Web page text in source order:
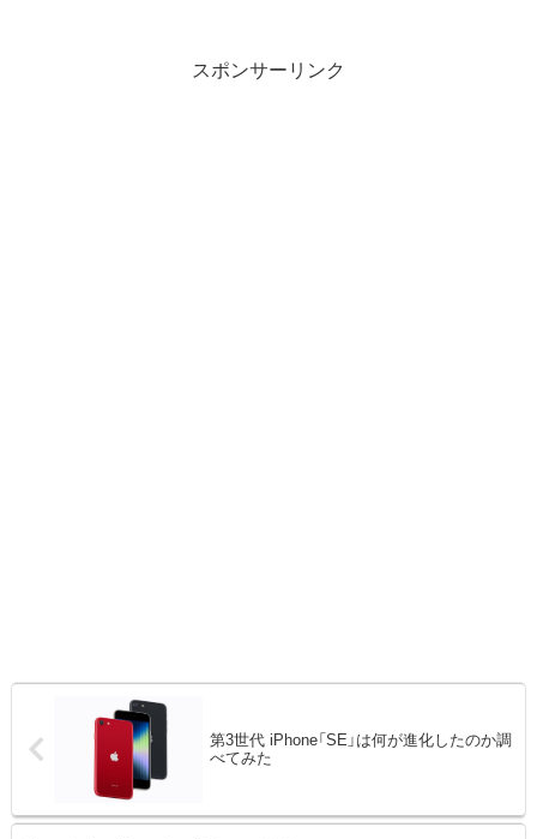
スポンサーリンク
第3世代 iPhone「SE」は何が進化したのか調
べてみた